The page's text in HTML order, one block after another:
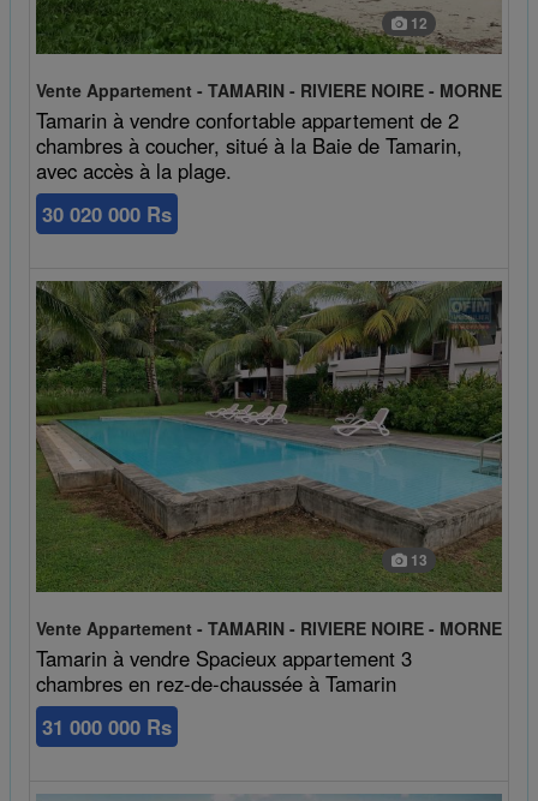
12
Vente Appartement - TAMARIN - RIVIERE NOIRE - MORNE
Tamarin à vendre confortable appartement de 2
chambres à coucher, situé à la Baie de Tamarin,
avec accès à la plage.
30 020 000 Rs
13
Vente Appartement - TAMARIN - RIVIERE NOIRE - MORNE
Tamarin à vendre Spacieux appartement 3
chambres en rez-de-chaussée à Tamarin
31 000 000 Rs